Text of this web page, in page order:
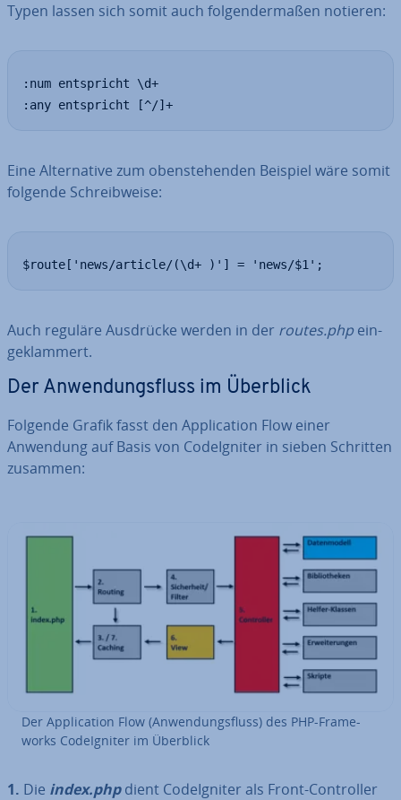
Typen lassen sich somit auch fol­gen­der­ma­ßen notieren:
:num entspricht \d+
:any entspricht [^/]+
Eine Al­ter­na­ti­ve zum oben­ste­hen­den Beispiel wäre somit
folgende Schreib­wei­se:
$route['news/article/(\d+ )'] = 'news/$1';
Auch reguläre Ausdrücke werden in der routes.php ein­
ge­klam­mert.
Der An­wen­dungs­fluss im Überblick
Folgende Grafik fasst den Ap­pli­ca­ti­on Flow einer
Anwendung auf Basis von Cod­e­Ig­ni­ter in sieben Schritten
zusammen:
Der Ap­pli­ca­ti­on Flow (An­wen­dungs­fluss) des PHP-Frame­
works Cod­e­Ig­ni­ter im Überblick
1. Die index.phpdient Cod­e­Ig­ni­ter als Front-Con­trol­ler